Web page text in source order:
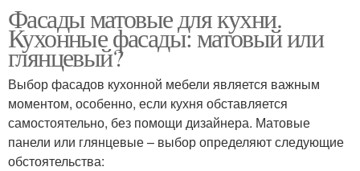
Фасады матовые для кухни.
Кухонные фасады: матовый или
глянцевый?
Выбор фасадов кухонной мебели является важным
моментом, особенно, если кухня обставляется
самостоятельно, без помощи дизайнера. Матовые
панели или глянцевые – выбор определяют следующие
обстоятельства: